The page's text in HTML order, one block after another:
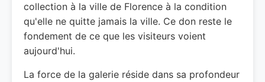
collection à la ville de Florence à la condition
qu'elle ne quitte jamais la ville. Ce don reste le
fondement de ce que les visiteurs voient
aujourd'hui.
La force de la galerie réside dans sa profondeur